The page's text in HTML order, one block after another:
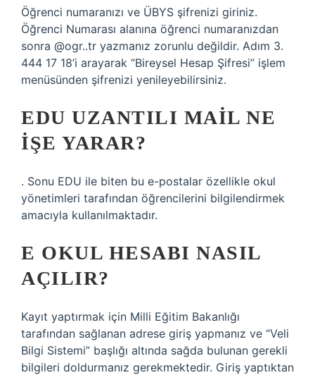
Öğrenci numaranızı ve ÜBYS şifrenizi giriniz.
Öğrenci Numarası alanına öğrenci numaranızdan
sonra @ogr..tr yazmanız zorunlu değildir. Adım 3.
444 17 18’i arayarak “Bireysel Hesap Şifresi” işlem
menüsünden şifrenizi yenileyebilirsiniz.
EDU UZANTILI MAIL NE
IŞE YARAR?
. Sonu EDU ile biten bu e-postalar özellikle okul
yönetimleri tarafından öğrencilerini bilgilendirmek
amacıyla kullanılmaktadır.
E OKUL HESABI NASIL
AÇILIR?
Kayıt yaptırmak için Milli Eğitim Bakanlığı
tarafından sağlanan adrese giriş yapmanız ve “Veli
Bilgi Sistemi” başlığı altında sağda bulunan gerekli
bilgileri doldurmanız gerekmektedir. Giriş yaptıktan